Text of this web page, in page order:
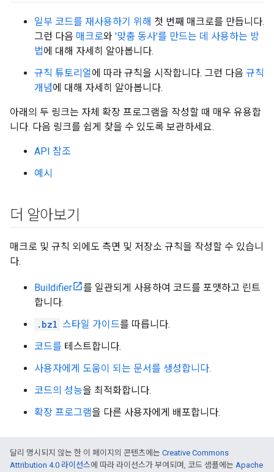
일부 코드를 재사용하기 위해 첫 번째 매크로를 만듭니다.
그런 다음 매크로와 '맞춤 동사'를 만드는 데 사용하는 방
법에 대해 자세히 알아봅니다.
규칙 튜토리얼에 따라 규칙을 시작합니다. 그런 다음 규칙
개념에 대해 자세히 알아봅니다.
아래의 두 링크는 자체 확장 프로그램을 작성할 때 매우 유용합
니다. 다음 링크를 쉽게 찾을 수 있도록 보관하세요.
API 참조
예시
더 알아보기
매크로 및 규칙 외에도 측면 및 저장소 규칙을 작성할 수 있습니
다.
Buildifier
를 일관되게 사용하여 코드를 포맷하고 린트
합니다.
.bzl 스타일 가이드를 따릅니다.
코드를 테스트합니다.
사용자에게 도움이 되는 문서를 생성합니다.
코드의 성능을 최적화합니다.
확장 프로그램을 다른 사용자에게 배포합니다.
달리 명시되지 않는 한 이 페이지의 콘텐츠에는 Creative Commons
Attribution 4.0 라이선스에 따라 라이선스가 부여되며, 코드 샘플에는 Apache